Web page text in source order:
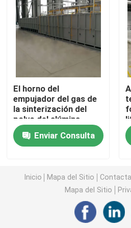
horno de la correa de la malla
horno de tubo
horno de la lanzadera
horno de caja de la
Horno de recocido
El horno del
empujador del gas de
la sinterización del
polvo del alúmina
modificó de alta
temperatura para
requisitos
Enviar Consulta
Inicio Mapa del Sitio
Mapa del Sitio